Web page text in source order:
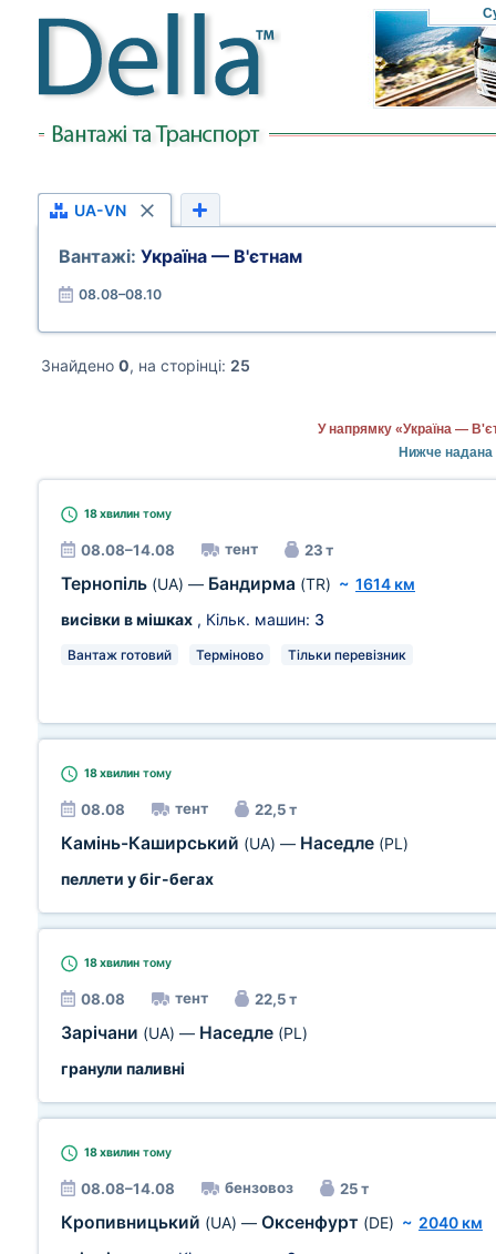
UA-VN
Вантажі: Україна — В'єтнам
08.08–08.10
Знайдено 0, на сторінці: 25
У напрямку «Україна —
Нижче надана
18 хвилин тому
08.08–14.08 тент 23 т
Тернопіль (UA) — Бандирма (TR) ~ 1614 км
висівки в мішках , Кільк. машин: 3
Вантаж готовий Терміново Тільки перевізник
18 хвилин тому
08.08 тент 22,5 т
Камінь-Каширський (UA) — Наседле (PL)
пеллети у біг-бегах
18 хвилин тому
08.08 тент 22,5 т
Зарічани (UA) — Наседле (PL)
гранули паливні
18 хвилин тому
08.08–14.08 бензовоз 25 т
Кропивницький (UA) — Оксенфурт (DE) ~ 2040 км